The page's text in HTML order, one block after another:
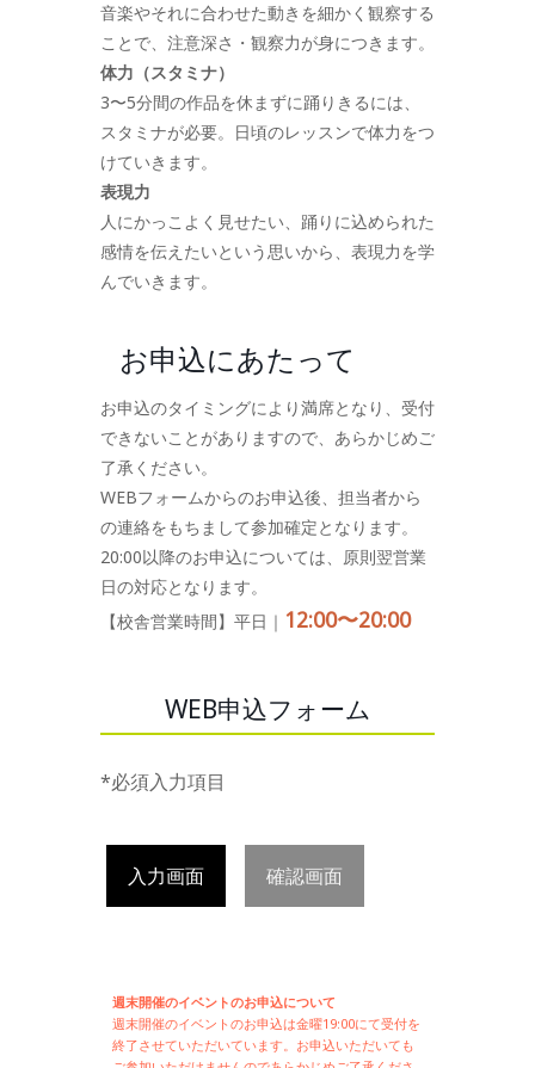
音楽やそれに合わせた動きを細かく観察する
ことで、注意深さ・観察力が身につきます。
体力（スタミナ）
3〜5分間の作品を休まずに踊りきるには、
スタミナが必要。日頃のレッスンで体力をつ
けていきます。
表現力
人にかっこよく見せたい、踊りに込められた
感情を伝えたいという思いから、表現力を学
んでいきます。
お申込にあたって
お申込のタイミングにより満席となり、受付
できないことがありますので、あらかじめご
了承ください。
WEBフォームからのお申込後、担当者から
の連絡をもちまして参加確定となります。
20:00以降のお申込については、原則翌営業
日の対応となります。
【校舎営業時間】平日｜ 12:00〜20:00
WEB申込フォーム
*必須入力項目
入力画面 確認画面
週末開催のイベントのお申込について
週末開催のイベントのお申込は金曜19:00にて受付を
終了させていただいています。お申込いただいても